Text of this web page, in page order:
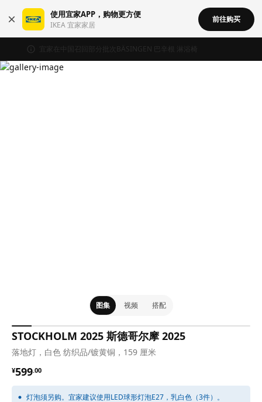
使用宜家APP，购物更方便
IKEA 宜家家居
前往购买
宜家在中国召回部分批次BÄSINGEN 巴辛根 淋浴椅
图集 视频 搭配
STOCKHOLM 2025 斯德哥尔摩 2025
落地灯，白色 纺织品/镀黄铜，159 厘米
¥599.00
¥ 599.00
灯泡须另购。宜家建议使用LED球形灯泡E27，乳白色（3件）。